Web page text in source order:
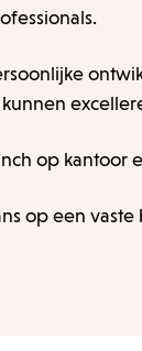
op kantoor
op een